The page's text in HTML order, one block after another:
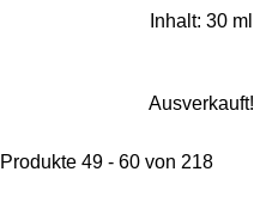
Inhalt: 30 ml
Ausverkauft!
Produkte 49 - 60 von 218